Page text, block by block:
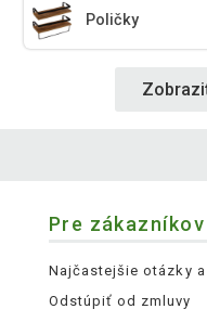
Poličky
Pre zákazníkov
Najčastejšie otázky
Odstúpiť od zmluvy